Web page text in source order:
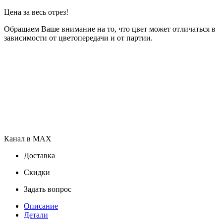
Цена за весь отрез!
Обращаем Ваше внимание на то, что цвет может отличаться в
зависимости от цветопередачи и от партии.
Канал в MAX
Доставка
Скидки
Задать вопрос
Описание
Детали